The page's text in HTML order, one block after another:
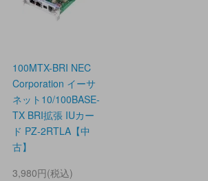
100MTX-BRI NEC
Corporation イーサ
ネット10/100BASE-
TX BRI拡張 IUカー
ド PZ-2RTLA【中
古】
3,980円(税込)